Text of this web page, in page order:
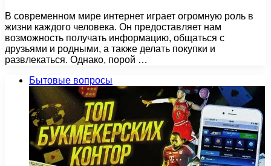
В современном мире интернет играет огромную роль в
жизни каждого человека. Он предоставляет нам
возможность получать информацию, общаться с
друзьями и родными, а также делать покупки и
развлекаться. Однако, порой …
Бытовые вопросы